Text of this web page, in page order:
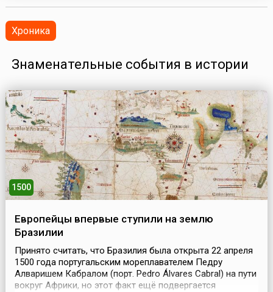
Хроника
Знаменательные события в истории
1500
Европейцы впервые ступили на землю
Бразилии
Принято считать, что Бразилия была открыта 22 апреля
1500 года португальским мореплавателем Педру
Алваришем Кабралом (порт. Pedro Álvares Cabral) на пути
вокруг Африки, но этот факт ещё подвергается